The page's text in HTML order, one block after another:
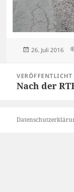
Veröffentlicht
26. Juli 2016
Nach der